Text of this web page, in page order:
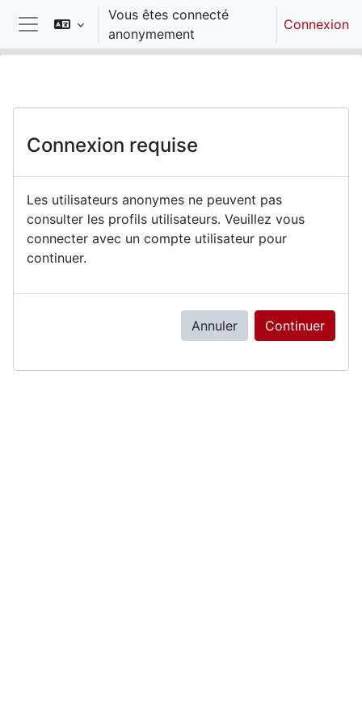
Passer au contenu principal
Panneau latéral
Vous êtes connecté
anonymement
Connexion
Connexion requise
Les utilisateurs anonymes ne peuvent pas
consulter les profils utilisateurs. Veuillez vous
connecter avec un compte utilisateur pour
continuer.
Annuler Continuer